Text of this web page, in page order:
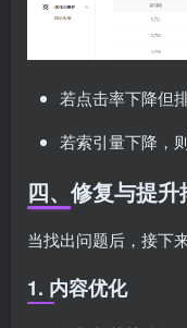
若点击率下降但
若索引量下降，
四、修复与提
当找出问题后，接下
1. 内容优化